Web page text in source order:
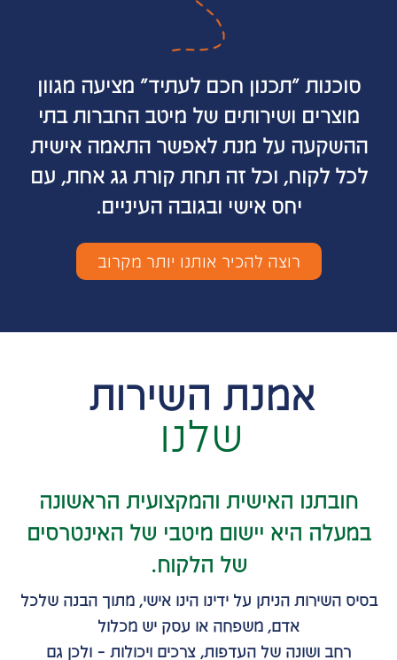
סוכנות "תכנון חכם לעתיד" מציעה מגוון
מוצרים ושירותים של מיטב החברות בתי
ההשקעה על מנת לאפשר התאמה אישית
לכל לקוח, וכל זה תחת קורת גג אחת, עם
יחס אישי ובגובה העיניים.
רוצה להכיר אותנו יותר מקרוב
אמנת השירות
שלנו
חובתנו האישית והמקצועית הראשונה
במעלה היא יישום מיטבי של האינטרסים
של הלקוח.
בסיס השירות הניתן על ידינו הינו אישי, מתוך הבנה שלכל
אדם, משפחה או עסק יש מכלול
רחב ושונה של העדפות, צרכים ויכולות – ולכן גם